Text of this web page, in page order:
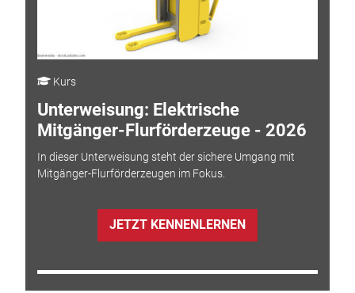
Kurs
Unterweisung: Elektrische
Mitgänger-Flurförderzeuge - 2026
In dieser Unterweisung steht der sichere Umgang mit
Mitgänger-Flurförderzeugen im Fokus.
JETZT KENNENLERNEN